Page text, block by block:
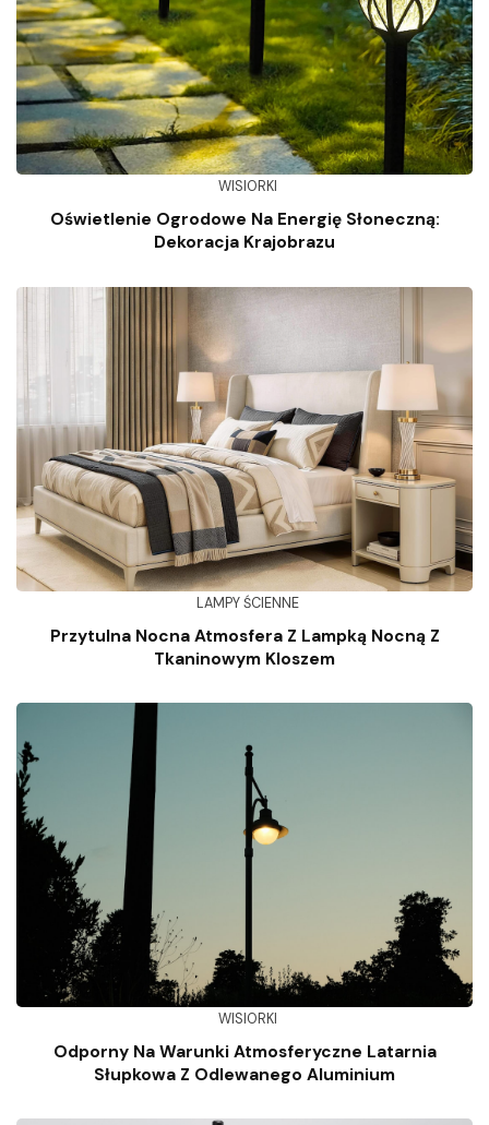
WISIORKI
Oświetlenie Ogrodowe Na Energię Słoneczną:
Dekoracja Krajobrazu
LAMPY ŚCIENNE
Przytulna Nocna Atmosfera Z Lampką Nocną Z
Tkaninowym Kloszem
WISIORKI
Odporny Na Warunki Atmosferyczne Latarnia
Słupkowa Z Odlewanego Aluminium